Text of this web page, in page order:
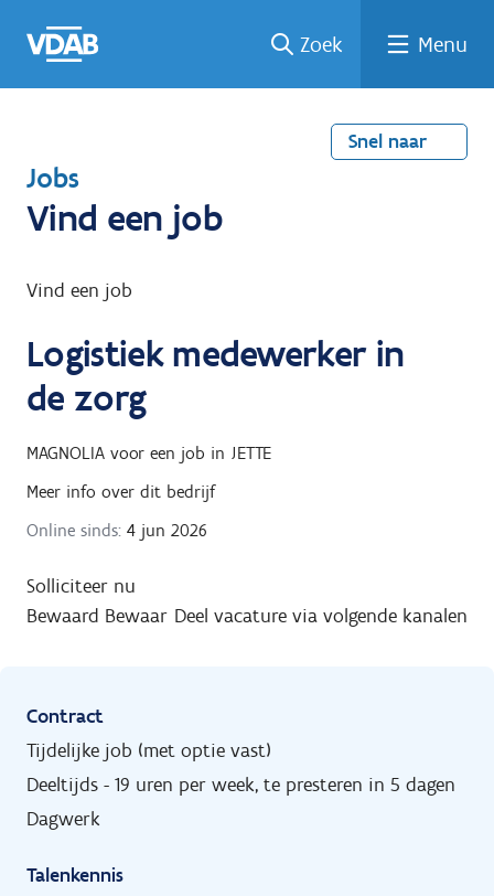
naar
een
een
job
naar
Zoek Menu
Snel naar
T
e
u
n
a
r
Jobs
Vind een job
Vind een job
Logistiek medewerker in
de zorg
MAGNOLIA voor een job in JETTE
Meer info over dit bedrijf
Online sinds: 4 jun 2026
Solliciteer nu
Bewaard Bewaar Deel vacature via volgende kanalen
Contract
Tijdelijke job (met optie vast)
Deeltijds - 19 uren per week, te presteren in 5 dagen
Dagwerk
Talenkennis